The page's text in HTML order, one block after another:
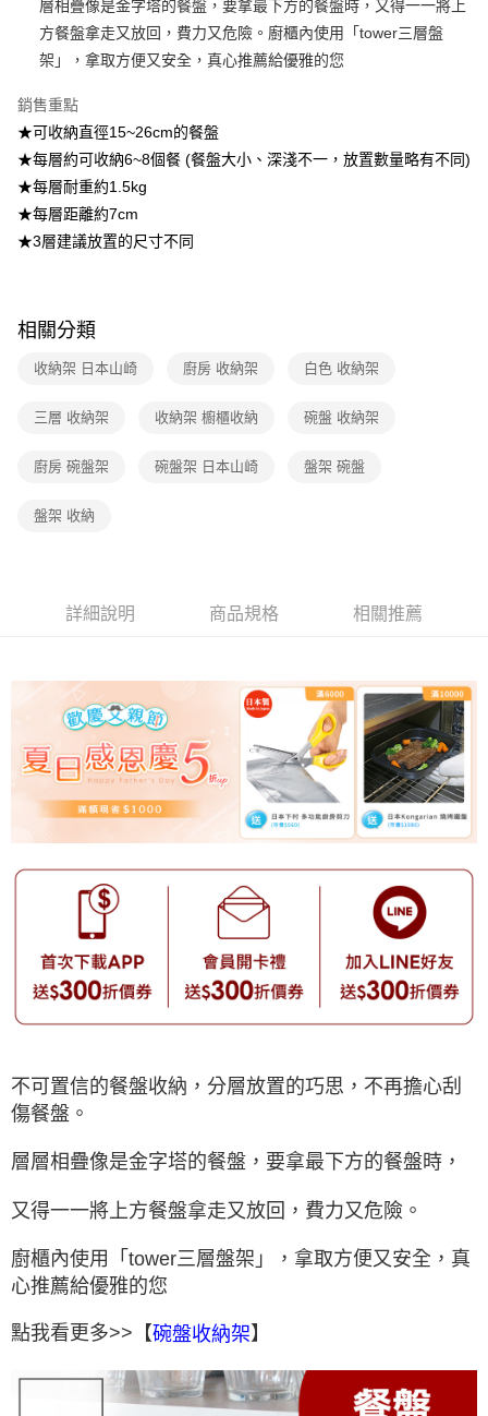
【注意事項】
1.本服務係由「台灣大哥大股份有限公司」（以下簡稱本公司）所提供，讓
用戶於交易時，得透過本服務購買商品或服務，並由商店將買賣／分期付款
買賣價金債權讓與本公司後，依約使用本公司帳單繳交帳款。
資料（包含姓名、電話或地址）提供予台灣大哥大進項蒐集、處理及利用，
由本公司與您本人進行分期帳單所需資料之確認、核對及更正。
3.完整用戶服務條款，請詳閱以下連結：
層相疊像是金字塔的餐盤，要拿最下方的餐盤時，又得一一將上
方餐盤拿走又放回，費力又危險。廚櫃內使用「tower三層盤
架」，拿取方便又安全，真心推薦給優雅的您
銷售重點
★可收納直徑15~26cm的餐盤
★每層約可收納6~8個餐 (餐盤大小、深淺不一，放置數量略有不同)
★每層耐重約1.5kg
★每層距離約7cm
★3層建議放置的尺寸不同
相關分類
收納架 日本山崎 廚房 收納架 白色 收納架
三層 收納架 收納架 櫥櫃收納 碗盤 收納架
廚房 碗盤架 碗盤架 日本山崎 盤架 碗盤
盤架 收納
詳細說明 商品規格 相關推薦
不可置信的餐盤收納，分層放置的巧思，不再擔心刮
傷餐盤。
層層相疊像是金字塔的餐盤，要拿最下方的餐盤時，
又得一一將上方餐盤拿走又放回，費力又危險。
廚櫃內使用「tower三層盤架」，拿取方便又安全，真
心推薦給優雅的您
點我看更多>>【碗盤收納架】